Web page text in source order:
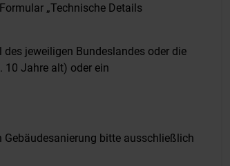
„Technische Details
jeweiligen Bundeslandes oder die
10 Jahre alt) oder ein
Gebäudesanierung bitte ausschließlich